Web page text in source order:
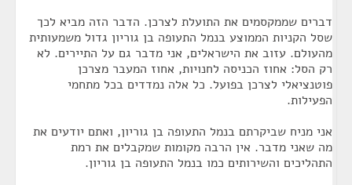
דברים שממקסמים את התועלת לצרכן. הדבר הזה מביא לכך
שסל הקניות הממוצע בנמל התעופה בן גוריון גדול משמעותית
מהעולם. עזוב את הישראלים, אני מדבר גם על התיירים. לא
רק הסל: אחוז הכניסה לחנויות, אחוז המעבר מצרכן
פוטנציאלי לצרכן בפועל. כל אלה נמדדים בכל מתחמי
הפעילות.
אני מניח שביקרתם בנמל התעופה בן גוריון, ואתם יודעים את
מה שאני מדבר. אין הרבה מקומות שמקבלים את רמת
התהליכים והשירותים כמו בנמל התעופה בן גוריון.